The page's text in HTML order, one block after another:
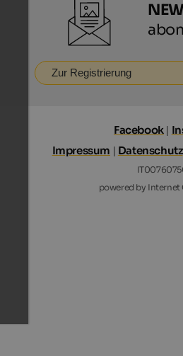
Zur Registrierung
Facebook|
Impressum | Datenschutz
powered by